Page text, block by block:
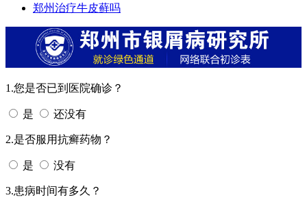
郑州治疗牛皮藓吗
1.您是否已到医院确诊？
是 还没有
2.是否服用抗癣药物？
是 没有
3.患病时间有多久？